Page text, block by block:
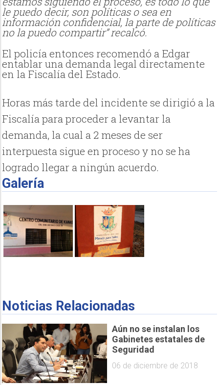
le puedo decir, son políticas o sea en
información confidencial, la parte de políticas
no la puedo compartir” recalcó.
El policía entonces recomendó a Edgar
entablar una demanda legal directamente
en la Fiscalía del Estado.
Horas más tarde del incidente se dirigió a la
Fiscalía para proceder a levantar la
demanda, la cual a 2 meses de ser
interpuesta sigue en proceso y no se ha
logrado llegar a ningún acuerdo.
Galería
Noticias Relacionadas
Aún no se instalan los
Gabinetes estatales de
Seguridad
06 de diciembre de 2018